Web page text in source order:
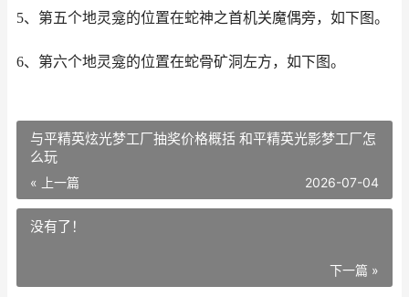
5、第五个地灵龛的位置在蛇神之首机关魔偶旁，如下图。
6、第六个地灵龛的位置在蛇骨矿洞左方，如下图。
与平精英炫光梦工厂抽奖价格概括 和平精英光影梦工厂怎
么玩
« 上一篇 2026-07-04
没有了！
下一篇 »